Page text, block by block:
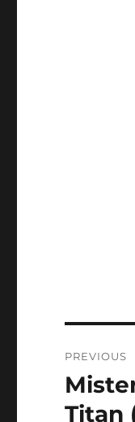
pos
PREVIOUS
Previous
post:
Titan